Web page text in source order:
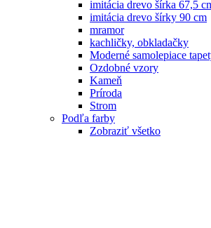
imitácia drevo šírka 67,5
imitácia drevo šírky 90 cm
mramor
kachličky, obkladačky
Moderné samolepiace
Ozdobné vzory
Kameň
Príroda
Strom
Podľa farby
Zobraziť všetko